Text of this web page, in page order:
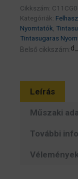
Cikkszám:
Kategóriák:
Nyomtatók,
Tintasugaras
Belső cikkszám:
Leírás
Műszaki
További